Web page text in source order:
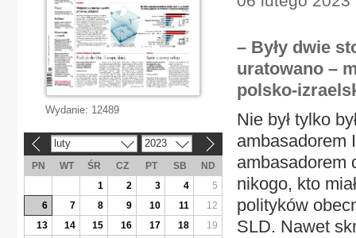
– Były dwie
uratowano –
polsko-
Nie był tylko
ambasadorem
ambasadorem
nikogo, kto
polityków
SLD. Nawet
Wydanie: 12489
luty 2023
PN WT ŚR CZ PT SB
ND
1
2 3 4
5
6
7 8 9 10 11
12
13
14 15 16 17 18
19